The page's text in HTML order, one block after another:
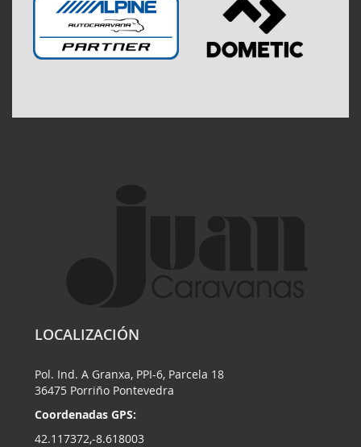
LOCALIZACIÓN
Pol. Ind. A Granxa, PPI-6, Parcela 18
36475 Porriño Pontevedra
Coordenadas GPS:
42.117372,-8.618003